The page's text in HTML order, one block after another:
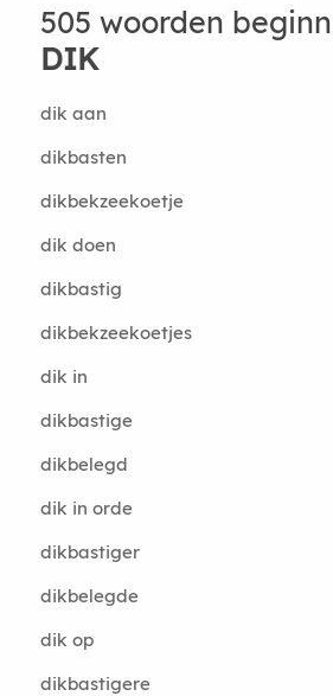
505 woorden
DIK
dik aan
dikbasten
dikbekzeekoetje
dik doen
dikbastig
dikbekzeekoetjes
dik in
dikbastige
dikbelegd
dik in orde
dikbastiger
dikbelegde
dik op
dikbastigere